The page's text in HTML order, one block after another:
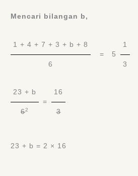
Mencari bilangan b,
1 + 4 + 7 + 3 + b + 8
6
= 5
1
3
23 + b
62
=
16
3
23 + b = 2 × 16